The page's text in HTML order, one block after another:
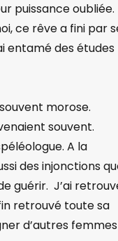
puissance oubliée.
ce rêve a fini par
entamé des études
morose.
souvent.
A la
des injonctions
guérir. J’ai
retrouvé toute sa
d’autres femmes